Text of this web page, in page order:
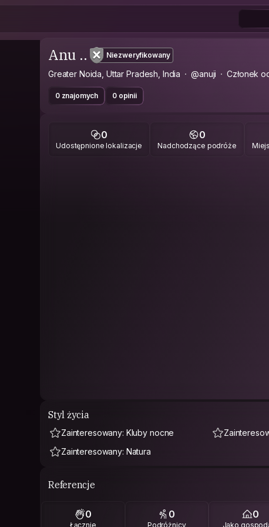
Anu .. Niezweryfikowany
Greater Noida, Uttar Pradesh, India @anuji Członek
0 znajomych 0 opinii
0
Udostępnione lokalizacje
0
Nadchodzące podróże
Styl życia
Zainteresowany: Kluby nocne
Zainteresowany: Natura
Referencje
0
Łącznie
0
Podróżnicy
0
Jako